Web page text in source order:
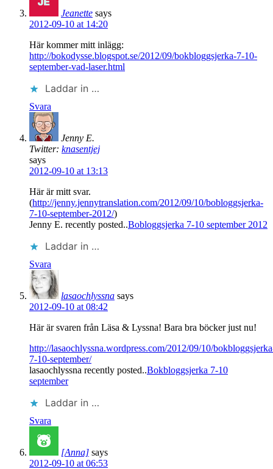
Jeanette says
2012-09-10 at 14:20
Här kommer mitt inlägg:
http://bokodysse.blogspot.se/2012/09/bokbloggsjerka-7-10-
september-vad-laser.html
Laddar in …
Svara
Jenny E.
Twitter: knasentjej
says
2012-09-10 at 13:13
Här är mitt svar.
(http://jenny.jennytranslation.com/2012/09/10/bobloggsjerka-
7-10-september-2012/)
Jenny E. recently posted..Bobloggsjerka 7-10 september 2012
Laddar in …
Svara
lasaochlyssna says
2012-09-10 at 08:42
Här är svaren från Läsa & Lyssna! Bara bra böcker just nu!
http://lasaochlyssna.wordpress.com/2012/09/10/
7-10-september/
lasaochlyssna recently posted..Bokbloggsjerka 7-10
september
Laddar in …
Svara
[Anna] says
2012-09-10 at 06:53